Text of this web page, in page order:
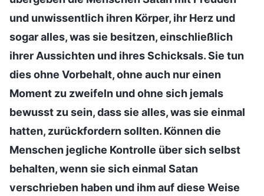
und unwissentlich ihren Körper, ihr Herz und
sogar alles, was sie besitzen, einschließlich
ihrer Aussichten und ihres Schicksals. Sie tun
dies ohne Vorbehalt, ohne auch nur einen
Moment zu zweifeln und ohne sich jemals
bewusst zu sein, dass sie alles, was sie einmal
hatten, zurückfordern sollten. Können die
Menschen jegliche Kontrolle über sich selbst
behalten, wenn sie sich einmal Satan
verschrieben haben und ihm auf diese Weise